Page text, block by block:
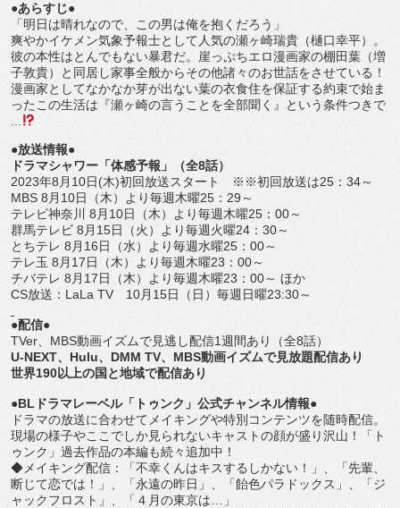
●あらすじ●
「明日は晴れなので、この男は俺を抱くだろう」
爽やかイケメン気象予報士として人気の瀬ヶ崎瑞貴（樋口幸平）。
彼の本性はとんでもない暴君だ。崖っぷちエロ漫画家の棚田葉（増
子敦貴）
と同居し家事全般からその他諸々のお世話をさせている！
漫画家としてなかなか芽が出ない葉の衣食住を保証する約束で始ま
ったこの生活は『瀬ヶ崎の言うことを全部聞く』という条件つきで
●放送情報●
ドラマシャワー「体感予報」（全8話）
2023年8 月 10日(木)初回放送スタート ※※初回放送は25 ： 34～
MBS 8 月 10日（木）より毎週木曜25 ： 29～
テレビ神奈川
8月 10日（木）より毎週木曜25 ： 00～
群馬テレビ 8 月 15日（火）より毎週火曜24 ： 30～
とちテレ 8 月 16日（水）より毎週水曜25 ： 00～
テレ玉 8 月 17日（木）より毎週木曜23 ： 00～
チバテレ 8 月 17日（木）より毎週木曜23 ： 00～ ほか
CS放送： LaLa TV 10月 15日（日）毎週日曜23:30～
●配信●
TVer
MBS動画イズムで見逃し配信1週間あり（全8話）
U-NEXT、 Hulu、 DMM TV、 MBS動画イズムで見放題配信あり
世界190以上の国と地域で配信あり
●BL ドラマレーベル「トゥンク」公式チャンネル情報●
ドラマの放送に合わせてメイキングや特別コンテンツを随時配信。
現場の様子やここでしか見られないキャストの顔が盛り沢山！「 ト
ゥンク」過去作品の本編も続々追加中！
◆メイキング配信：「不幸くんはキスするしかない！」、「先輩、
断じて恋では！」、「永遠の昨日」、「飴色パラドックス」、「ジ
ャックフロスト」、「４月の東京は…」